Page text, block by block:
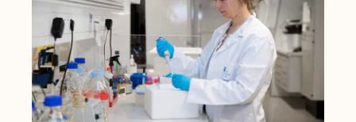
Tromsø.